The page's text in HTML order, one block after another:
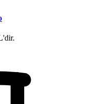
'dir.